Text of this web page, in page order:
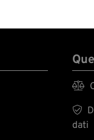


dati